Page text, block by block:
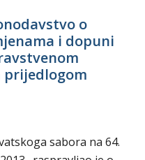
o
i dopuni
prijedlogom
sabora na 64.